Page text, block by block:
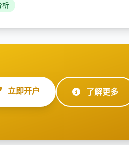
析
立即开户 了解更多